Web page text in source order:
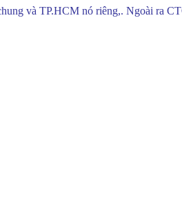
và TP.HCM nó riêng,. Ngoài ra